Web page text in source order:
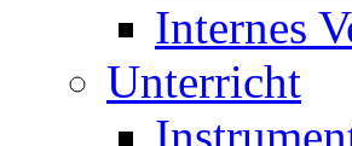
Internes
Unterricht